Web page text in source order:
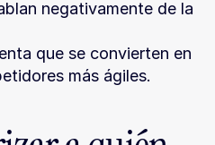
negativamente de la
que se convierten en
más ágiles.